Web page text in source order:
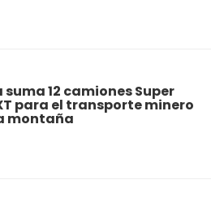
suma 12 camiones Super
para el transporte minero
montaña